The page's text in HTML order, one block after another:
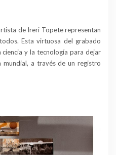
de Ireri Topete representan
Esta virtuosa del grabado
ciencia y la tecnología para dejar
a través de un registro